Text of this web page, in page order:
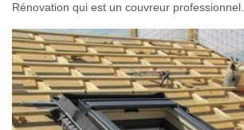
Rénovation qui est un couvreur professionnel.